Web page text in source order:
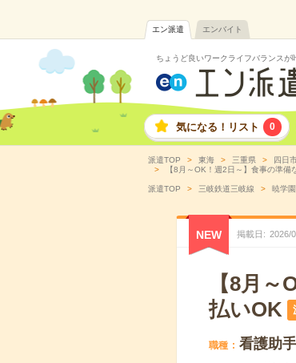
エン派遣 エンバイト
ちょうど良いワークライフバランスが
気になる！リスト 0
派遣TOP 東海 三重県 四日
【8月～OK！週2日～】食事の準
派遣TOP 三岐鉄道三岐線 暁学
NEW 掲載日 2026/
【8月
払いOK
職種 看護助手